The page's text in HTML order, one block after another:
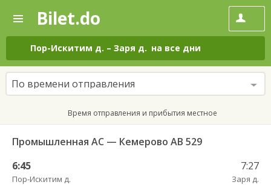
—
Поиск
и
покупка
билетов
на
автобус
онлайн
Bilet.do
Пор-Искитим д. – Заря д. на все дни
По времени отправления
Время отправления и прибытия местное
Промышленная АС — Кемерово АВ 529
6:45
Пор-Искитим д.
7:27
Заря д.